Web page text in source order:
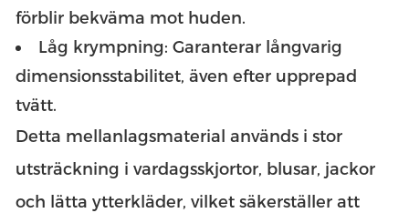
förblir bekväma mot huden.
Låg krympning: Garanterar långvarig
dimensionsstabilitet, även efter upprepad
tvätt.
Detta mellanlagsmaterial används i stor
utsträckning i vardagsskjortor, blusar, jackor
och lätta ytterkläder, vilket säkerställer att